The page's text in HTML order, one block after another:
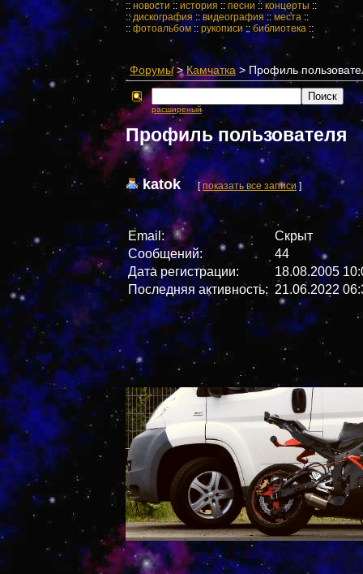
:: новости :: история :: песни :: концерты ::
::дискография :: видеография ::места ::
:: фотоальбом::рукописи::библиотека ::
Форумы>Камчатка > Профиль
расширеный
Профиль пользователя
katok [показать все записи]
Email:
Скрыт
Сообщений:
44
Дата регистрации:
18.08.2005
Последняя активность: 21.06.2022